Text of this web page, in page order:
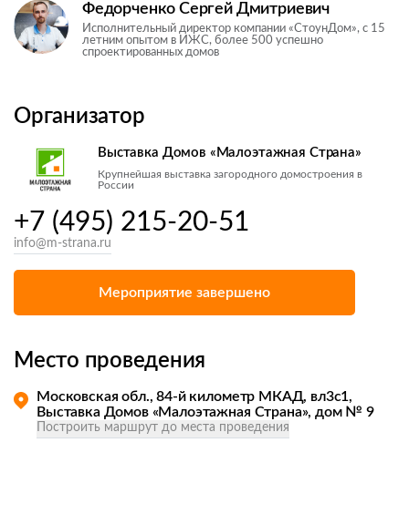
Федорченко Сергей Дмитриевич
Исполнительный директор компании «СтоунДом», с 15
летним опытом в ИЖС, более 500 успешно
спроектированных домов
Организатор
Выставка Домов «Малоэтажная Страна»
Крупнейшая выставка загородного домостроения в
России
+7 (495) 215-20-51
info@m-strana.ru
Мероприятие завершено
Место проведения
Московская обл., 84-й километр МКАД, вл3с1,
Выставка Домов «Малоэтажная Страна», дом № 9
Построить маршрут до места проведения